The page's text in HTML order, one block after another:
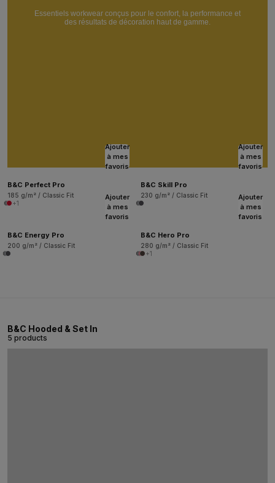
Essentiels workwear conçus pour le confort, la performance et
des résultats de décoration haut de gamme.
Ajouter
à mes
favoris
B&C Perfect Pro
185 g/m² / Classic Fit
+1
Ajouter
à mes
favoris
B&C Skill Pro
230 g/m² / Classic Fit
Ajouter
à mes
favoris
B&C Energy Pro
200 g/m² / Classic Fit
Ajouter
à mes
favoris
B&C Hero Pro
280 g/m² / Classic Fit
+1
B&C Hooded & Set In
5 products